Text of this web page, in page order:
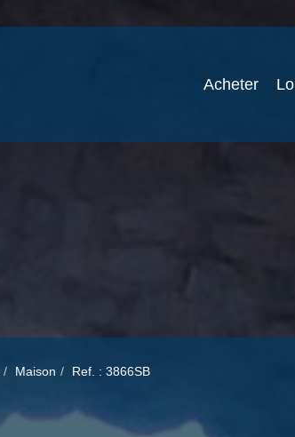
Acheter
Maison Ref. : 3866SB